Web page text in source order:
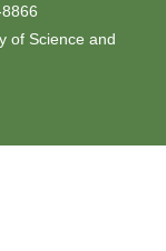
of Science and